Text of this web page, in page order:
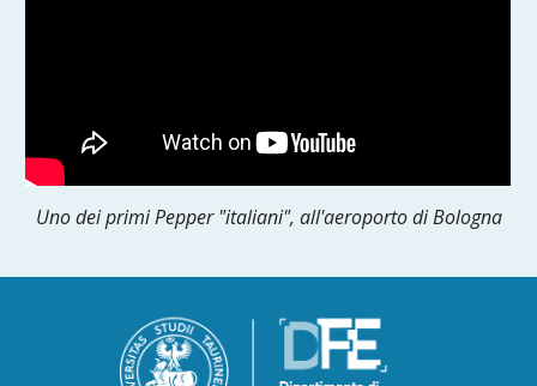
Uno dei primi Pepper "italiani", all'aeroporto di Bologna